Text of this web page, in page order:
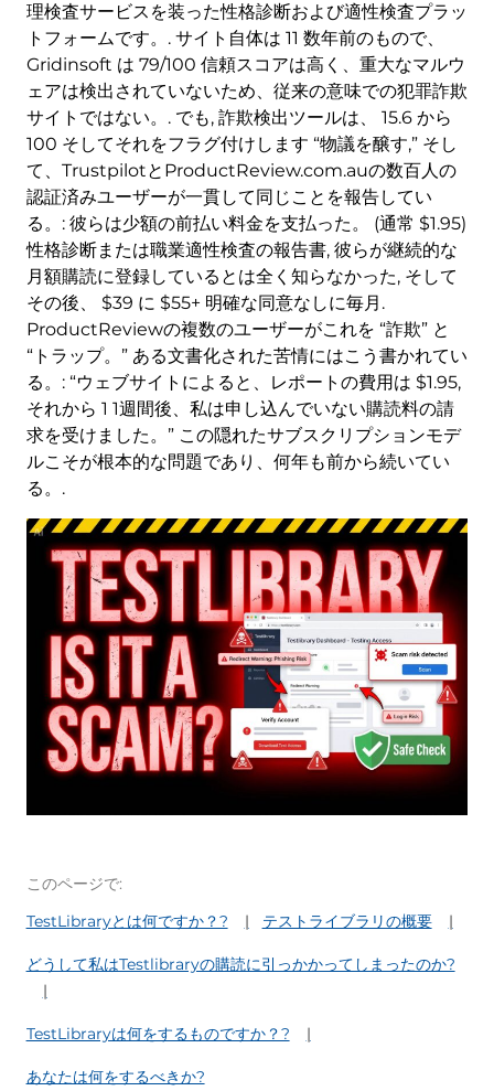
理検査サービスを装った性格診断および適性検査プラッ
トフォームです。. サイト自体は 11 数年前のもので、
Gridinsoft は 79/100 信頼スコアは高く、重大なマルウ
ェアは検出されていないため、従来の意味での犯罪詐欺
サイトではない。. でも, 詐欺検出ツールは、 15.6 から
100 そしてそれをフラグ付けします “物議を醸す,” そし
て、TrustpilotとProductReview.com.auの数百人の
認証済みユーザーが一貫して同じことを報告してい
る。: 彼らは少額の前払い料金を支払った。 (通常 $1.95)
性格診断または職業適性検査の報告書, 彼らが継続的な
月額購読に登録しているとは全く知らなかった, そして
その後、 $39 に $55+ 明確な同意なしに毎月.
ProductReviewの複数のユーザーがこれを “詐欺” と
“トラップ。” ある文書化された苦情にはこう書かれてい
る。: “ウェブサイトによると、レポートの費用は $1.95,
それから 1 1週間後、私は申し込んでいない購読料の請
求を受けました。” この隠れたサブスクリプションモデ
ルこそが根本的な問題であり、何年も前から続いてい
る。.
このページで:
TestLibraryとは何ですか？?
テストライブラリの概要
どうして私はTestlibraryの購読に引っかかってしまったのか?
TestLibraryは何をするものですか？?
あなたは何をするべきか?